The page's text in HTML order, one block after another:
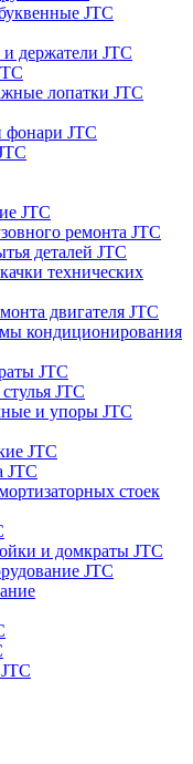
JTC
держатели JTC
лопатки JTC
JTC
JTC
ремонта JTC
деталей JTC
технических
двигателя JTC
кондиционирования
JTC
JTC
и упоры JTC
JTC
JTC
стоек
и домкраты JTC
JTC